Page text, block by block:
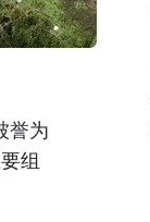
誉为
组